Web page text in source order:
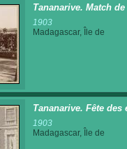
Tananarive. Match
1903
Madagascar, Île de
Tananarive. Fête des
1903
Madagascar, Île de